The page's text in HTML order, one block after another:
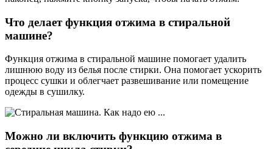
Что делает функция отжима в стиральной
машине?
Функция отжима в стиральной машине помогает удалить
лишнюю воду из белья после стирки. Она помогает ускорить
процесс сушки и облегчает развешивание или помещение
одежды в сушилку.
Можно ли включить функцию отжима в